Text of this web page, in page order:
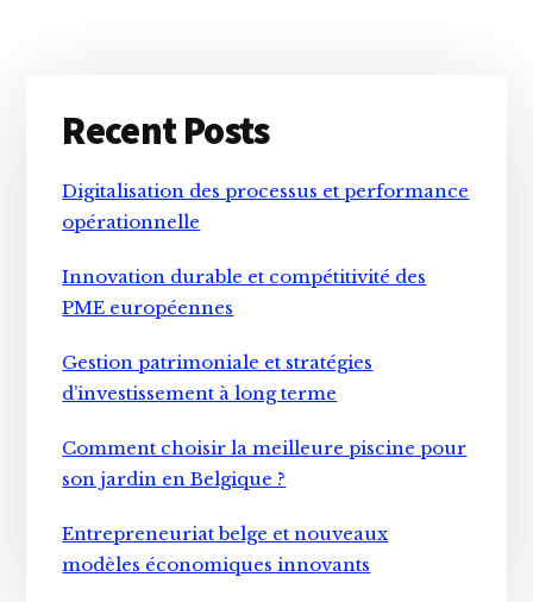
Sidebar
Recent Posts
Digitalisation des processus et performance
opérationnelle
Innovation durable et compétitivité des
PME européennes
Gestion patrimoniale et stratégies
d’investissement à long terme
Comment choisir la meilleure piscine pour
son jardin en Belgique ?
Entrepreneuriat belge et nouveaux
modèles économiques innovants